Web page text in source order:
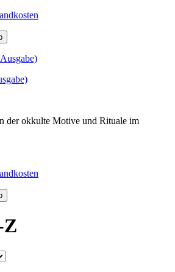
der okkulte Motive und Rituale im
Z